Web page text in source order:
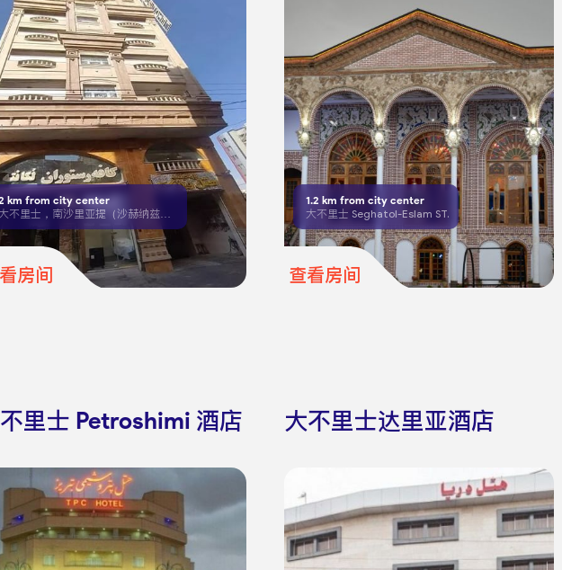
km from city center
大不里士，南沙里亚提（沙赫纳兹），瓦尔曼十字路口
房间
1.2 km from city center
大不里士 Seghatol-Eslam ST.
查看房间
里士 Petroshimi 酒店 大不里士达里亚酒店